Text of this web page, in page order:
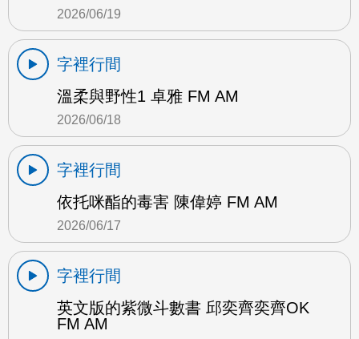
2026/06/19
字裡行間
溫柔與野性1 卓雅 FM AM
2026/06/18
字裡行間
依托咪酯的毒害 陳偉婷 FM AM
2026/06/17
字裡行間
英文版的紫微斗數書 邱奕齊奕齊OK
FM AM